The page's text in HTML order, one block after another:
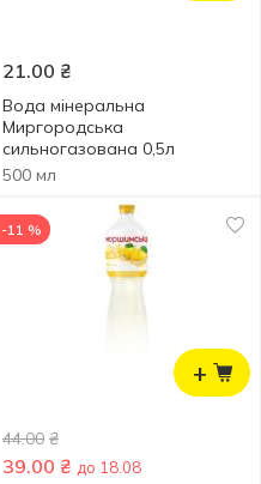
21.00 ₴
Вода мінеральна
Миргородська
сильногазована 0,5л
500 мл
+
-11 %
44.00 ₴
39.00 ₴ до 18.08